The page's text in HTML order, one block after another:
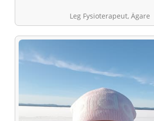
Leg Fysioterapeut, Ägare